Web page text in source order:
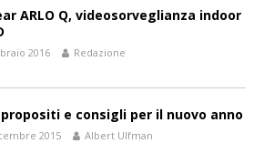
ARLO Q, videosorveglianza indoor
2016 Redazione
propositi e consigli per il nuovo anno
2015 Albert Ulfman